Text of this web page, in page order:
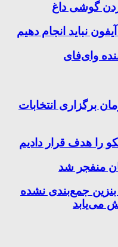
گوشی داغ
نباید انجام دهیم
وای‌فای
برگزاری انتخابات
را هدف قرار دادیم
منفجر شد
جمع‌بندی نشده
می‌یابد